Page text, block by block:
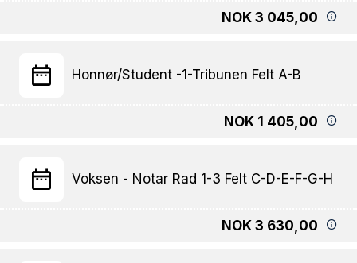
NOK 3 045,00
Honnør/Student -1-Tribunen Felt A-B
NOK 1 405,00
Voksen - Notar Rad 1-3 Felt C-D-E-F-G-H
NOK 3 630,00